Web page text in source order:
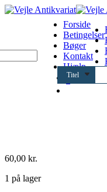
Titel
Forside
Betingelser
Bøger
Kontakt
Hjælp
60,00 kr.
1 på lager